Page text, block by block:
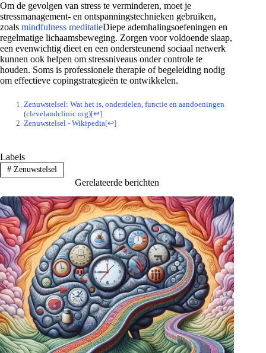
Om de gevolgen van stress te verminderen, moet je
stressmanagement- en ontspanningstechnieken gebruiken,
zoals mindfulness meditatieDiepe ademhalingsoefeningen en
regelmatige lichaamsbeweging. Zorgen voor voldoende slaap,
een evenwichtig dieet en een ondersteunend sociaal netwerk
kunnen ook helpen om stressniveaus onder controle te
houden. Soms is professionele therapie of begeleiding nodig
om effectieve copingstrategieën te ontwikkelen.
Zenuwstelsel: Wat het is, onderdelen, functie en aandoeningen
(clevelandclinic.org)[↩]
Zenuwstelsel - Wikipedia[↩]
Labels
#Zenuwstelsel
Gerelateerde berichten